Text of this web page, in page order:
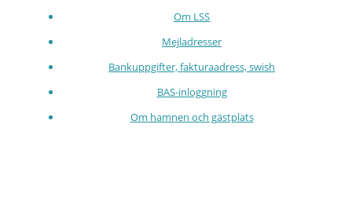
Om LSS
Mejladresser
Bankuppgifter, fakturaadress, swish
BAS-inloggning
Om hamnen och gästplats